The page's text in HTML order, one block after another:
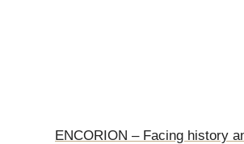
ENCORION – Facing history